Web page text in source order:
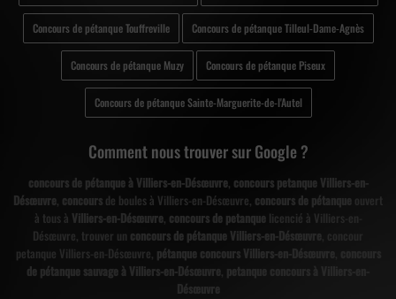
Concours de pétanque Touffreville Concours de pétanque Tilleul-Dame-Agnès
Concours de pétanque Muzy Concours de pétanque Piseux
Concours de pétanque Sainte-Marguerite-de-l'Autel
Comment nous trouver sur Google ?
concours de pétanque à Villiers-en-Désœuvre, concours petanque Villiers-en-
Désœuvre, concours de boules à Villiers-en-Désœuvre, concours de pétanque ouvert
à tous à Villiers-en-Désœuvre, concours de petanquelicencié à Villiers-en-
Désœuvre, trouver un concours de pétanque Villiers-en-Désœuvre, concour
petanque Villiers-en-Désœuvre, pétanque concours Villiers-en-Désœuvre
de pétanque sauvage à Villiers-en-Désœuvre, petanque concours à Villiers-en-
Désœuvre